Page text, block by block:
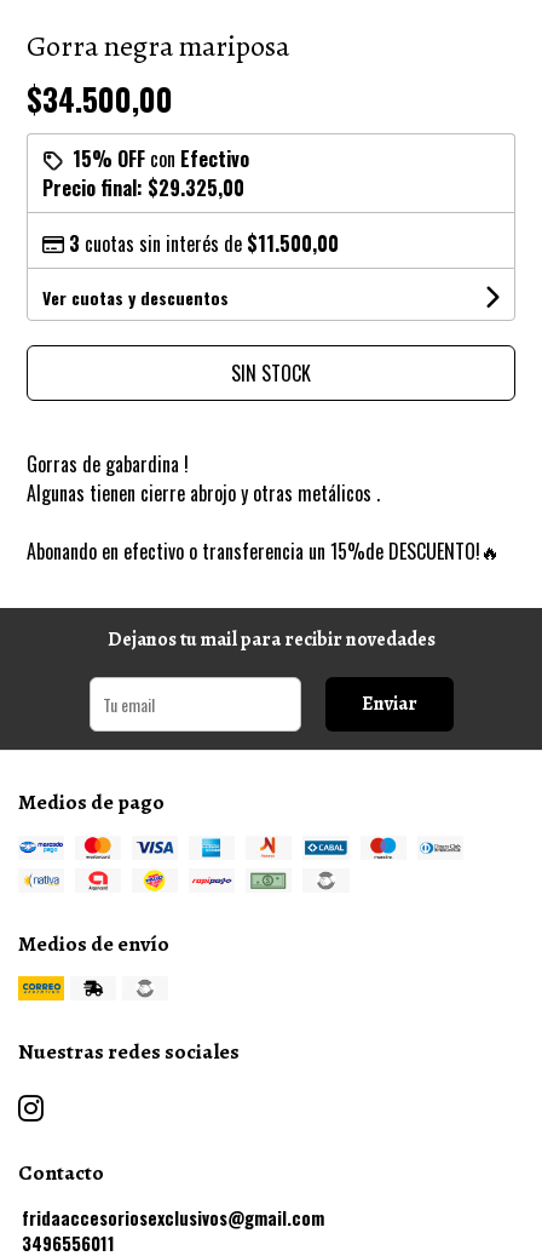
Gorra negra mariposa
$34.500,00
15% OFF con Efectivo
Precio final: $29.325,00
3 cuotas sin interés de $11.500,00
Ver cuotas y descuentos
SIN STOCK
Gorras de gabardina !
Algunas tienen cierre abrojo y otras metálicos .
Abonando en efectivo o transferencia un 15%de DESCUENTO!🔥
Dejanos tu mail para recibir novedades
Enviar
Medios de pago
Medios de envío
Nuestras redes sociales
Contacto
fridaaccesoriosexclusivos@gmail.com
3496556011